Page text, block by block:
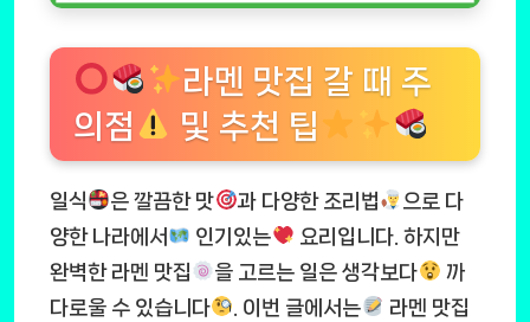
라멘 맛집 갈 때 주
의점
및 추천 팁
일식 은 깔끔한 맛 과 다양한 조리법
으로 다
양한 나라에서
인기있는
요리입니다. 하지만
완벽한 라멘 맛집
을 고르는 일은 생각보다
까
다로울 수 있습니다
. 이번 글에서는
라멘 맛집